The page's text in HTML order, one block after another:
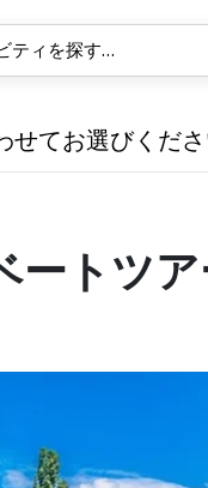
せてお選びくださ
ートツ